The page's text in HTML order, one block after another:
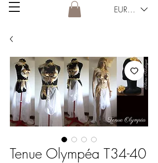
EUR (€)
Tenue Olympéa T34-40